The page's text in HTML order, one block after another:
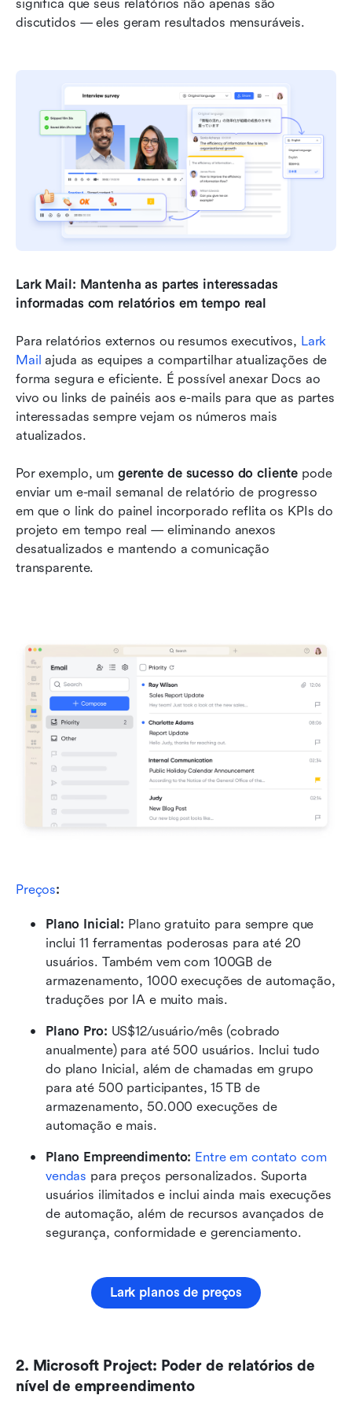
significa que seus relatórios não apenas são
discutidos — eles geram resultados mensuráveis.
Lark Mail: Mantenha as partes interessadas
informadas com relatórios em tempo real
Para relatórios externos ou resumos executivos, Lark
Mail ajuda as equipes a compartilhar atualizações de
forma segura e eficiente. É possível anexar Docs ao
vivo ou links de painéis aos e-mails para que as partes
interessadas sempre vejam os números mais
atualizados.
Por exemplo, um gerente de sucesso do cliente pode
enviar um e-mail semanal de relatório de progresso
em que o link do painel incorporado reflita os KPIs do
projeto em tempo real — eliminando anexos
desatualizados e mantendo a comunicação
transparente.
Preços:
Plano Inicial: Plano gratuito para sempre que
inclui 11 ferramentas poderosas para até 20
usuários. Também vem com 100GB de
armazenamento, 1000 execuções de automação,
traduções por IA e muito mais.
Plano Pro: US$12/usuário/mês (cobrado
anualmente) para até 500 usuários. Inclui tudo
do plano Inicial, além de chamadas em grupo
para até 500 participantes, 15 TB de
armazenamento, 50.000 execuções de
automação e mais.
Plano Empreendimento: Entre em contato com
vendas para preços personalizados. Suporta
usuários ilimitados e inclui ainda mais execuções
de automação, além de recursos avançados de
segurança, conformidade e gerenciamento.
Lark planos de preços
2. Microsoft Project: Poder de relatórios de
nível de empreendimento